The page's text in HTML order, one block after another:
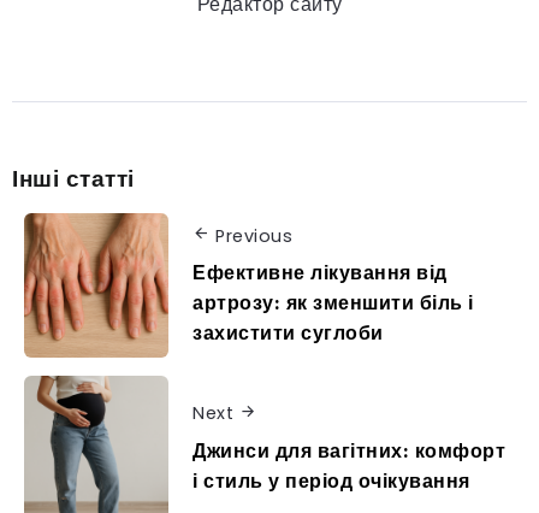
Інші статті
Previous
Ефективне лікування від
артрозу: як зменшити біль і
захистити суглоби
Next
Джинси для вагітних: комфорт
і стиль у період очікування